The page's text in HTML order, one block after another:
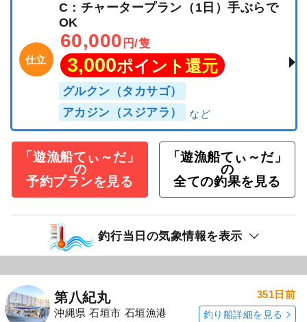
仕立
C：チャータープラン（1日）手ぶらで
OK
60,000 円/隻
3,000ポイント還元
グルクン（タカサゴ）
アカジン（スジアラ）
「遊漁船てぃ～だ」
の
予約プランを見る
「遊漁船てぃ～だ」
の
全ての釣果を見る
釣行当日の気象情報を表示
第八紀丸
沖縄県 石垣市 石垣漁港
351日前
釣り船詳細を見る